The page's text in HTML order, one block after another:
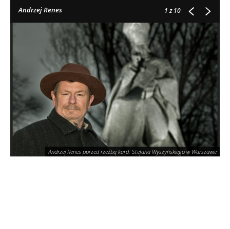
Andrzej Renes 1z 10
Andrzej Renes pprzed rzeźbą kard. Stefana Wyszyńskiego w Warszawie